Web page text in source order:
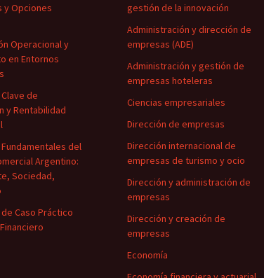
y Opciones
Operacional y
en Entornos
de
y Rentabilidad
del
Argentino:
Sociedad,
Caso Práctico
gestión de la innovación
Administración y dirección de
empresas (ADE)
Administración y gestión de
empresas hoteleras
Ciencias empresariales
Dirección de empresas
Dirección internacional de
empresas de turismo y ocio
Dirección y administración de
empresas
Dirección y creación de
empresas
Economía